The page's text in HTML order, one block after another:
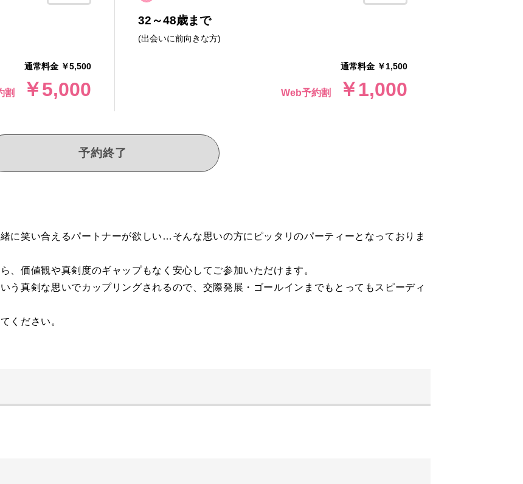
通常料金 ￥5,500
割 ￥5,000
32～48歳まで
(出会いに前向きな方)
通常料金 ￥1,500
Web予約割 ￥1,000
予約終了
に笑い合えるパートナーが欲しい…そんな思いの方にピッタリのパーティーとなっておりま
、価値観や真剣度のギャップもなく安心してご参加いただけます。
う真剣な思いでカップリングされるので、交際発展・ゴールインまでもとってもスピーディ
ください。